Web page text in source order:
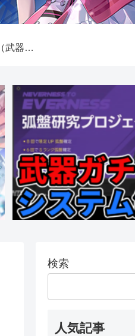
【NTE】弧盤（武器）ガチャシステム解説
検索
人気記事